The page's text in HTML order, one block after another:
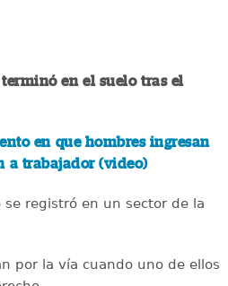
en el suelo tras el
en que hombres ingresan
a trabajador (video)
registró en un sector de la
por la vía cuando uno de ellos